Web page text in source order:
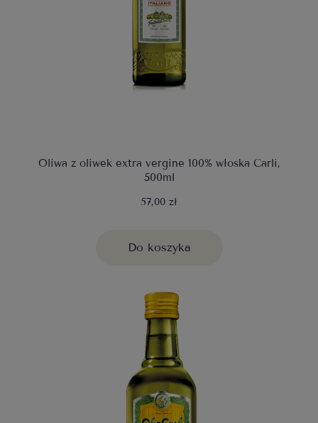
Oliwa z oliwek extra vergine 100% włoska Carli,
500ml
57,00 zł
Do koszyka